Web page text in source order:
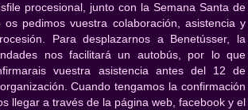
procesional, junto con la Semana Santa de
pedimos vuestra colaboración, asistencia y
Para desplazarnos a Benetússer, la
nos facilitará un autobús, por lo que
vuestra asistencia antes del 12 de
Cuando tengamos la confirmación
llegar a través de la página web, facebook y el